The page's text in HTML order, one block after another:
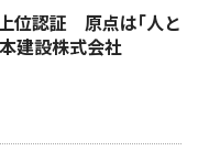
位認証 原点は｢人と
建設株式会社